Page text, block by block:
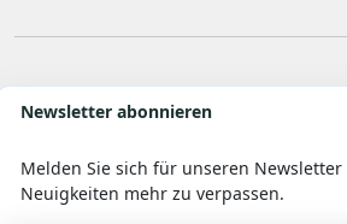
Newsletter abonnieren
Melden Sie sich für unseren Newsletter
Neuigkeiten mehr zu verpassen.